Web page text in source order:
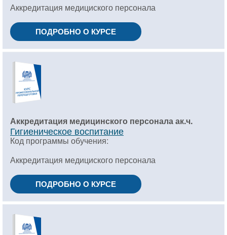
Аккредитация медициского персонала
ПОДРОБНО О КУРСЕ
Аккредитация медицинского персонала ак.ч.
Гигиеническое воспитание
Код программы обучения:
Аккредитация медициского персонала
ПОДРОБНО О КУРСЕ